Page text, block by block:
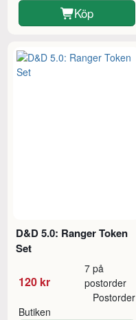
Köp
D&D 5.0: Ranger Token
Set
120 kr
7 på
postorder
Butiken
Postorder